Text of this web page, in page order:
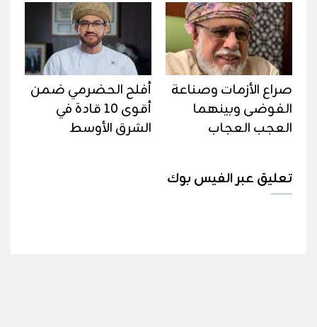
صراع الأزمات وصناعة
الفوضى وبينهما
العجب العجاب
أفلح الحضرمي ضمن
أقوى 10 قادة في
الشرق الأوسط
تعليق عبر الفيس بوك